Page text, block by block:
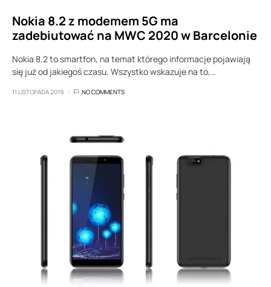
Nokia 8.2 z modemem 5G ma
zadebiutować na MWC 2020 w Barcelonie
Nokia 8.2 to smartfon, na temat którego informacje pojawiają
się już od jakiegoś czasu. Wszystko wskazuje na to,…
11 LISTOPADA 2019 NO COMMENTS